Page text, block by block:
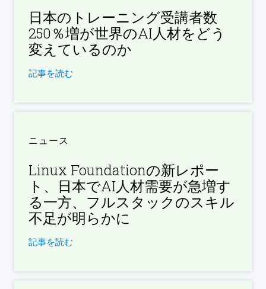
日本のトレーニング受講者数
250％増が世界のAI人材をどう
変えているのか
記事を読む
ニュース
Linux Foundationの新レポー
ト、日本でAI人材需要が急増す
る一方、フルスタックのスキル
不足が明らかに
記事を読む